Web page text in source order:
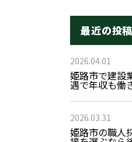
最近の投稿
2026.04.01
姫路市で建設
遇で年収も働
2026.03.31
姫路市の職人